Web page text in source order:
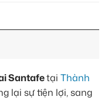
Santafetại Thành
lại sự tiện lợi, sang